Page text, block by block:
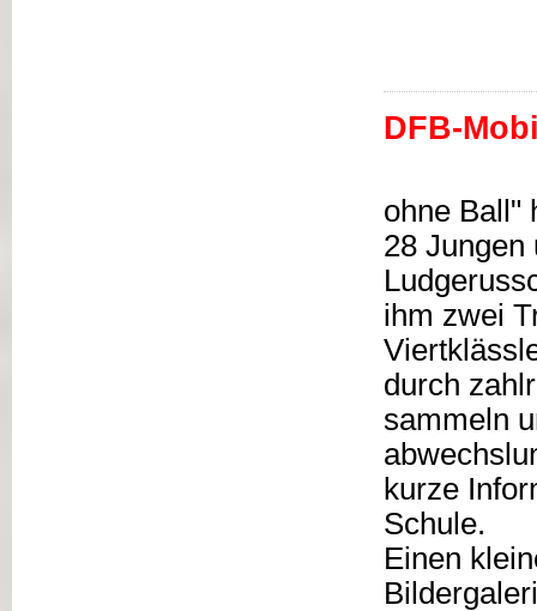
DFB-
ohne Ball"
28 Jungen
ihm zwei
durch
sammeln
kurze
Schule.
Einen